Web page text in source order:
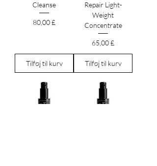
Cleanse
Pris
80,00 £
Tilføj til kurv
Repair Light-
Weight
Concentrate
Pris
65,00 £
Tilføj til kurv